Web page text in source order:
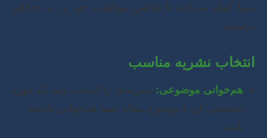
شما کمک می‌کنند تا شانس موفقیت خود را به حداکثر
برسانید:
انتخاب نشریه مناسب
هم‌خوانی موضوعی: نشریه‌ای را انتخاب کنید که حوزه
تخصصی آن با موضوع مقاله شما هم‌خوانی داشته
باشد.